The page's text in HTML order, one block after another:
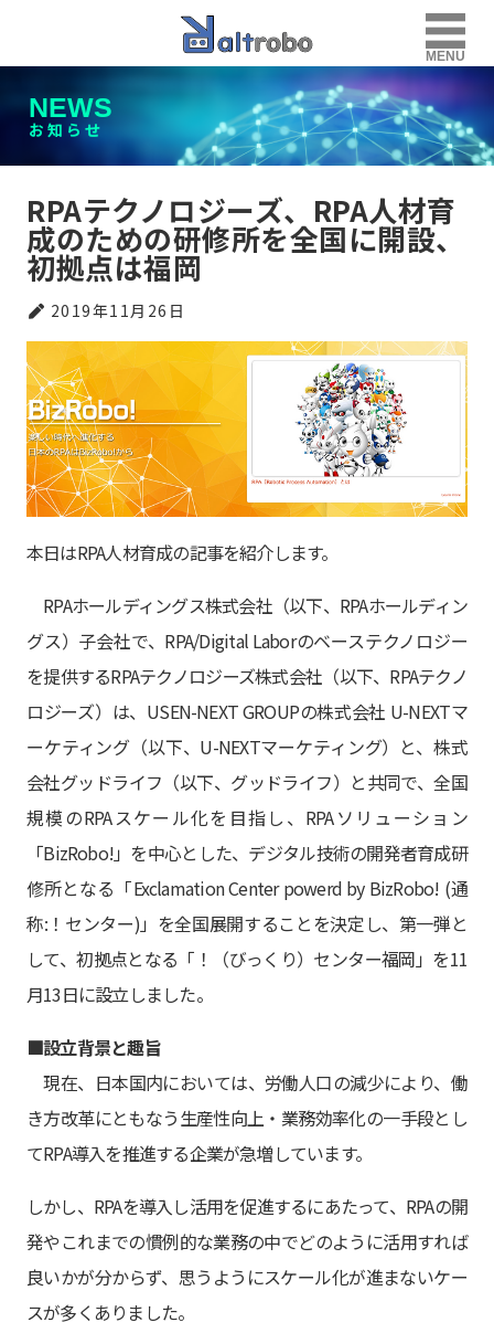
MENU
NEWS
お知らせ
RPAテクノロジーズ、RPA人材育
成のための研修所を全国に開設、
初拠点は福岡
2019年11月26日
本日はRPA人材育成の記事を紹介します。
RPAホールディングス株式会社（以下、RPAホールディン
グス）子会社で、RPA/Digital Laborのベーステクノロジー
を提供するRPAテクノロジーズ株式会社（以下、RPAテクノ
ロジーズ）は、USEN-NEXT GROUPの株式会社 U-NEXTマ
ーケティング（以下、U-NEXTマーケティング）と、株式
会社グッドライフ（以下、グッドライフ）と共同で、全国
規模のRPAスケール化を目指し、RPAソリューション
「BizRobo!」を中心とした、デジタル技術の開発者育成研
修所となる「Exclamation Center powerd by BizRobo! (通
称:！センター)」を全国展開することを決定し、第一弾と
して、初拠点となる「！（びっくり）センター福岡」を11
月13日に設立しました。
■設立背景と趣旨
現在、日本国内においては、労働人口の減少により、働
き方改革にともなう生産性向上・業務効率化の一手段とし
てRPA導入を推進する企業が急増しています。
しかし、RPAを導入し活用を促進するにあたって、RPAの開
発やこれまでの慣例的な業務の中でどのように活用すれば
良いかが分からず、思うようにスケール化が進まないケー
スが多くありました。